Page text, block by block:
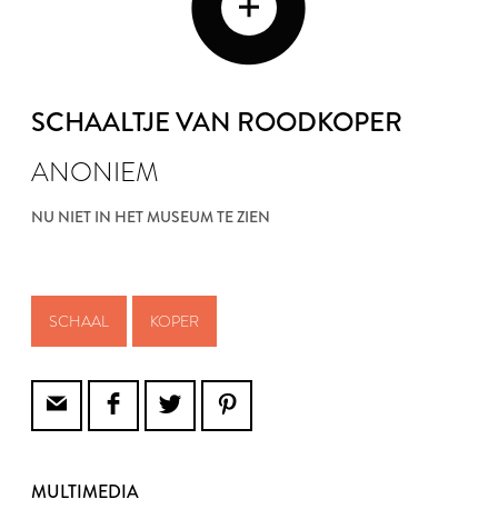
SCHAALTJE VAN ROODKOPER
ANONIEM
NU NIET IN HET MUSEUM TE ZIEN
SCHAAL KOPER
MULTIMEDIA